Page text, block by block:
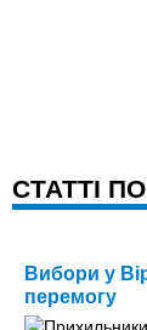
CТАТТІ
Вибори у
перемогу